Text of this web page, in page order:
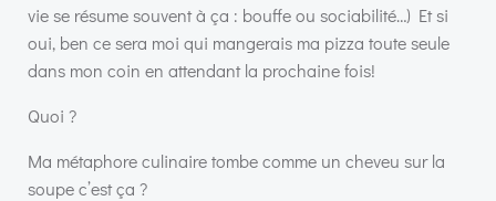
vie se résume souvent à ça : bouffe ou sociabilité…) Et si
oui, ben ce sera moi qui mangerais ma pizza toute seule
dans mon coin en attendant la prochaine fois!
Quoi ?
Ma métaphore culinaire tombe comme un cheveu sur la
soupe c’est ça ?